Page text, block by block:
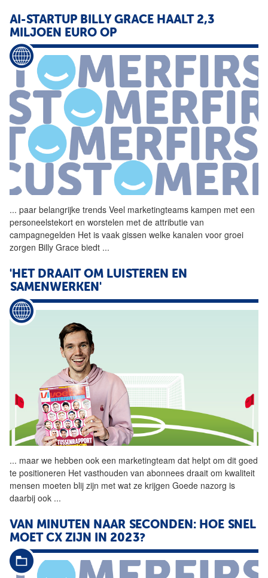
AI-STARTUP BILLY GRACE HAALT 2,3
MILJOEN EURO OP
... paar belangrijke trends Veel marketingteams kampen met een
personeelstekort en worstelen met de attributie van
campagnegelden Het is vaak gissen welke kanalen voor groei
zorgen Billy Grace biedt ...
'HET DRAAIT OM LUISTEREN EN
SAMENWERKEN'
... maar we hebben ook een marketingteam dat helpt om dit goed
te positioneren Het vasthouden van abonnees draait om kwaliteit
mensen moeten blij zijn met wat ze krijgen Goede nazorg is
daarbij ook ...
VAN MINUTEN NAAR SECONDEN: HOE SNEL
MOET CX ZIJN IN 2023?